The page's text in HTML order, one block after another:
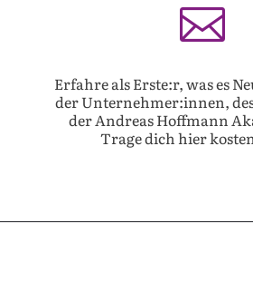

Erfahre als Erste:r, was es
der Unternehmer:innen,
der Andreas Hoffmann
Trage dich hier